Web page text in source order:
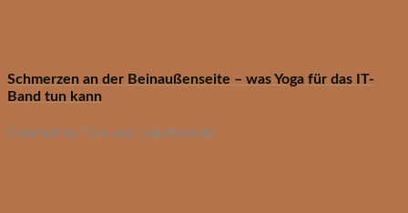
Schmerzen an der Beinaußenseite – was Yoga für das IT-
Band tun kann
Created by Tina von Jakubowski